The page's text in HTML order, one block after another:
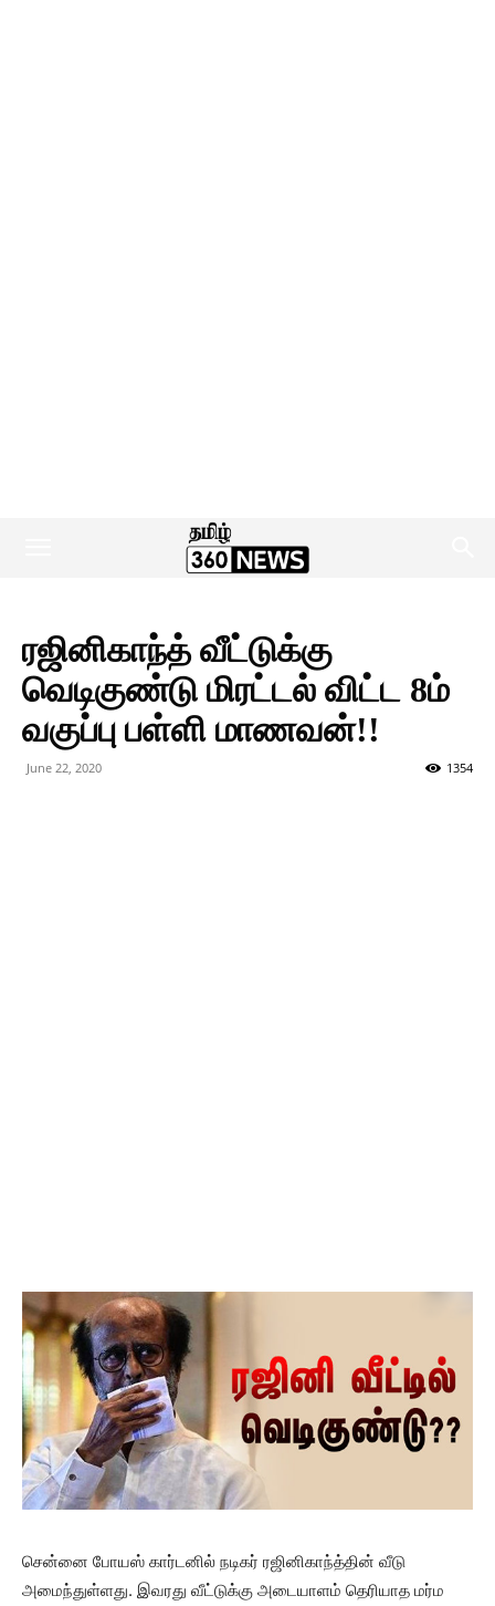
ரஜினிகாந்த் வீட்டுக்கு
வெடிகுண்டு மிரட்டல் விட்ட 8ம்
வகுப்பு பள்ளி மாணவன்!!
June 22, 2020 1354
சென்னை போயஸ் கார்டனில் நடிகர் ரஜினிகாந்த்தின் வீடு
அமைந்துள்ளது. இவரது வீட்டுக்கு அடையாளம் தெரியாத மர்ம